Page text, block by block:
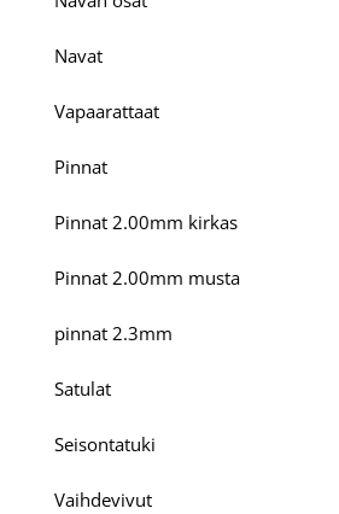
Navat
Vapaarattaat
Pinnat
Pinnat 2.00mm kirkas
Pinnat 2.00mm musta
pinnat 2.3mm
Satulat
Seisontatuki
Vaihdevivut